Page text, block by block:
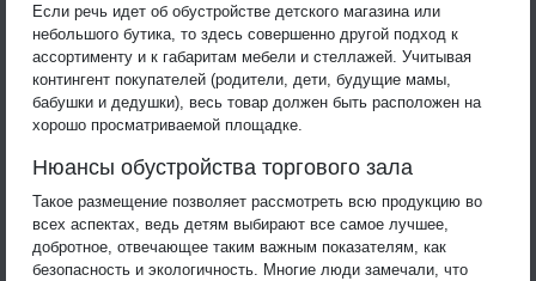
Если речь идет об обустройстве детского магазина или
небольшого бутика, то здесь совершенно другой подход к
ассортименту и к габаритам мебели и стеллажей. Учитывая
контингент покупателей (родители, дети, будущие мамы,
бабушки и дедушки), весь товар должен быть расположен на
хорошо просматриваемой площадке.
Нюансы обустройства торгового зала
Такое размещение позволяет рассмотреть всю продукцию во
всех аспектах, ведь детям выбирают все самое лучшее,
добротное, отвечающее таким важным показателям, как
безопасность и экологичность. Многие люди замечали, что